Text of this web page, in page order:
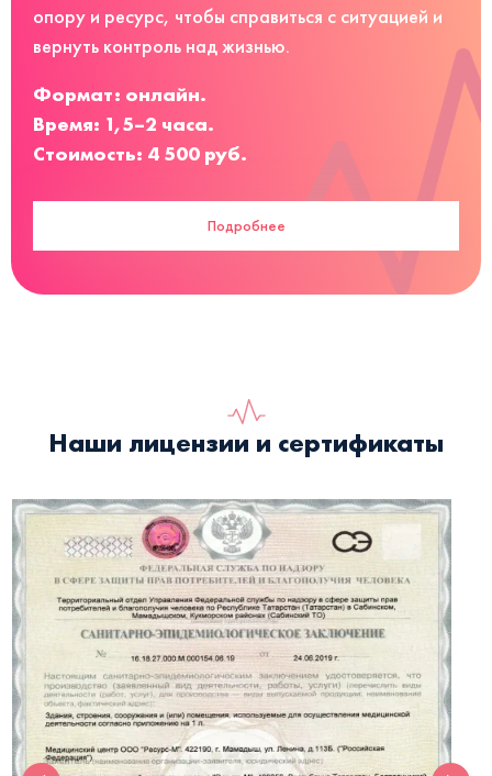
опору и ресурс, чтобы справиться с ситуацией и
вернуть контроль над жизнью.
Формат: онлайн.
Время: 1,5–2 часа.
Стоимость: 4 500 руб.
Подробнее
Наши лицензии и сертификаты